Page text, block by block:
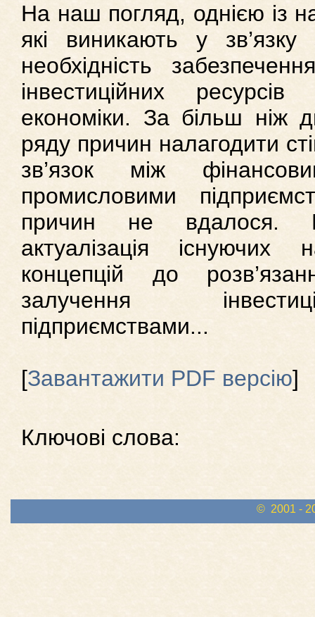
На наш погляд, однією із
які виникають у
необхідність
інвестиційних
економіки. За більш ніж
ряду причин налагодити
зв’язок між
промисловими
причин не вдалося.
актуалізація існуючих
концепцій до
залучення
підприємствами...
[Завантажити PDF версію]
Ключові слова:
© 2001 -